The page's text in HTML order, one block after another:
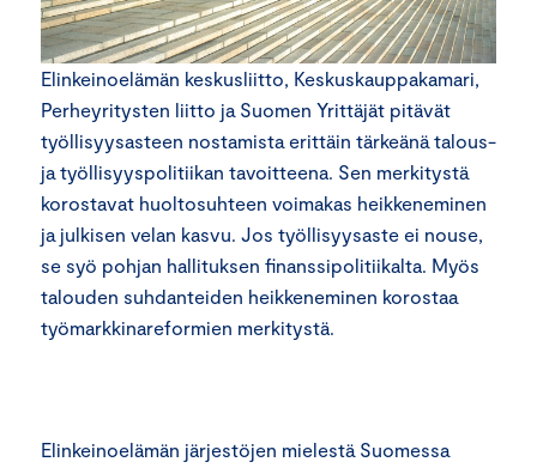
Elinkeinoelämän keskusliitto, Keskuskauppakamari,
Perheyritysten liitto ja Suomen Yrittäjät pitävät
työllisyysasteen nostamista erittäin tärkeänä talous-
ja työllisyyspolitiikan tavoitteena. Sen merkitystä
korostavat huoltosuhteen voimakas heikkeneminen
ja julkisen velan kasvu. Jos työllisyysaste ei nouse,
se syö pohjan hallituksen finanssipolitiikalta. Myös
talouden suhdanteiden heikkeneminen korostaa
työmarkkinareformien merkitystä.
Elinkeinoelämän järjestöjen mielestä Suomessa